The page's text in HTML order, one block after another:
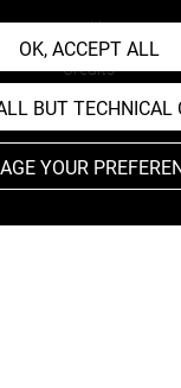
Cookies
Credits
: non
OK, ACCEPT ALL
BUT TECHNICAL
YOUR